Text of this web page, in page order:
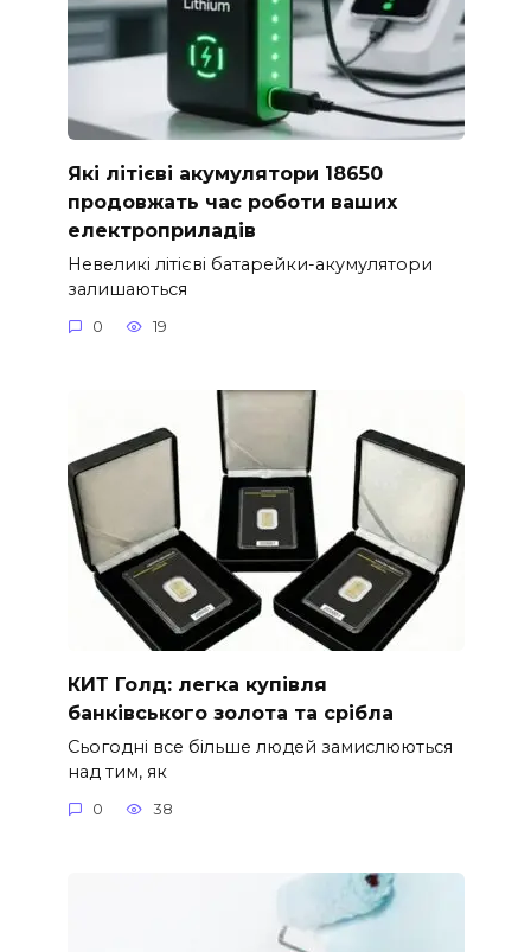
Які літієві акумулятори 18650
продовжать час роботи ваших
електроприладів
Невеликі літієві батарейки-акумулятори
залишаються
0 19
КИТ Голд: легка купівля
банківського золота та срібла
Сьогодні все більше людей замислюються
над тим, як
0 38